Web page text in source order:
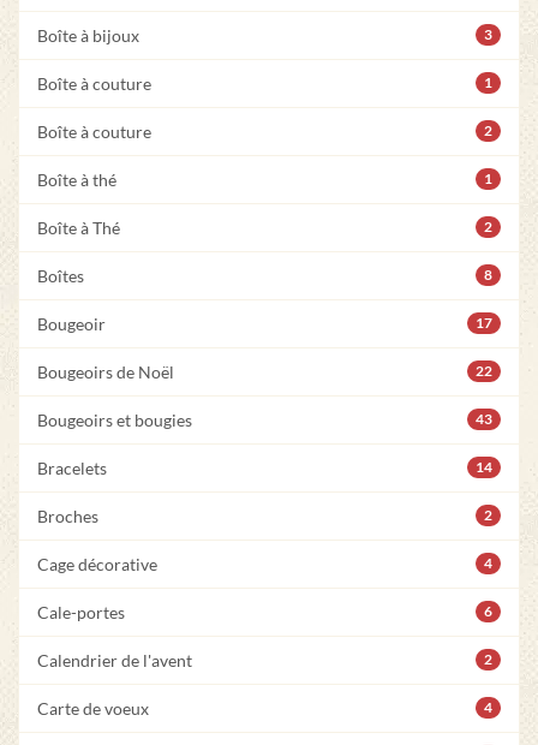
Boîte à bijoux 3
Boîte à couture 1
Boîte à couture 2
Boîte à thé 1
Boîte à Thé 2
Boîtes 8
Bougeoir 17
Bougeoirs de Noël 22
Bougeoirs et bougies 43
Bracelets 14
Broches 2
Cage décorative 4
Cale-portes 6
Calendrier de l'avent 2
Carte de voeux 4